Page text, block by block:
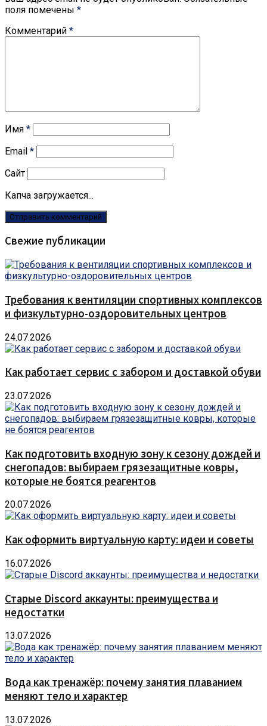
поля помечены *
Комментарий *
Имя *
Email *
Сайт
Капча загружается...
Свежие публикации
Требования к вентиляции спортивных комплексов
и физкультурно-оздоровительных центров
24.07.2026
Как работает сервис с забором и доставкой обуви
23.07.2026
Как подготовить входную зону к сезону дождей и
снегопадов: выбираем грязезащитные ковры,
которые не боятся реагентов
20.07.2026
Как оформить виртуальную карту: идеи и советы
16.07.2026
Старые Discord аккаунты: преимущества и
недостатки
13.07.2026
Вода как тренажёр: почему занятия плаванием
меняют тело и характер
13.07.2026